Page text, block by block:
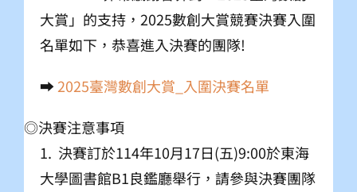
大賞」的支持，2025數創大賞競賽決賽入圍
名單如下，恭喜進入決賽的團隊!
➡2025臺灣數創大賞_入圍決賽名單
◎決賽注意事項
1. 決賽訂於114年10月17日(五)9:00於東海
大學圖書館B1良鑑廳舉行，請參與決賽團隊